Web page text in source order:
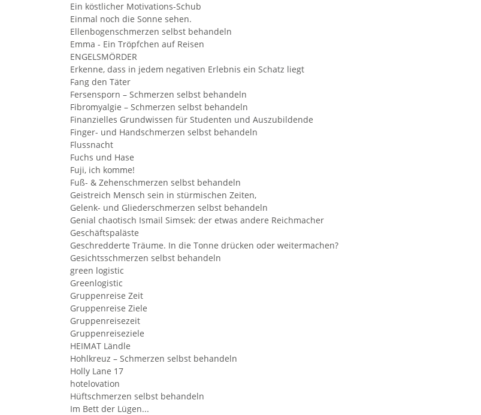
Ein köstlicher Motivations-Schub
Einmal noch die Sonne sehen.
Ellenbogenschmerzen selbst behandeln
Emma - Ein Tröpfchen auf Reisen
ENGELSMÖRDER
Erkenne, dass in jedem negativen Erlebnis ein Schatz liegt
Fang den Täter
Fersensporn – Schmerzen selbst behandeln
Fibromyalgie – Schmerzen selbst behandeln
Finanzielles Grundwissen für Studenten und Auszubildende
Finger- und Handschmerzen selbst behandeln
Flussnacht
Fuchs und Hase
Fuji, ich komme!
Fuß- & Zehenschmerzen selbst behandeln
Geistreich Mensch sein in stürmischen Zeiten,
Gelenk- und Gliederschmerzen selbst behandeln
Genial chaotisch Ismail Simsek: der etwas andere Reichmacher
Geschäftspaläste
Geschredderte Träume. In die Tonne drücken oder weitermachen?
Gesichtsschmerzen selbst behandeln
green logistic
Greenlogistic
Gruppenreise Zeit
Gruppenreise Ziele
Gruppenreisezeit
Gruppenreiseziele
HEIMAT Ländle
Hohlkreuz – Schmerzen selbst behandeln
Holly Lane 17
hotelovation
Hüftschmerzen selbst behandeln
Im Bett der Lügen...